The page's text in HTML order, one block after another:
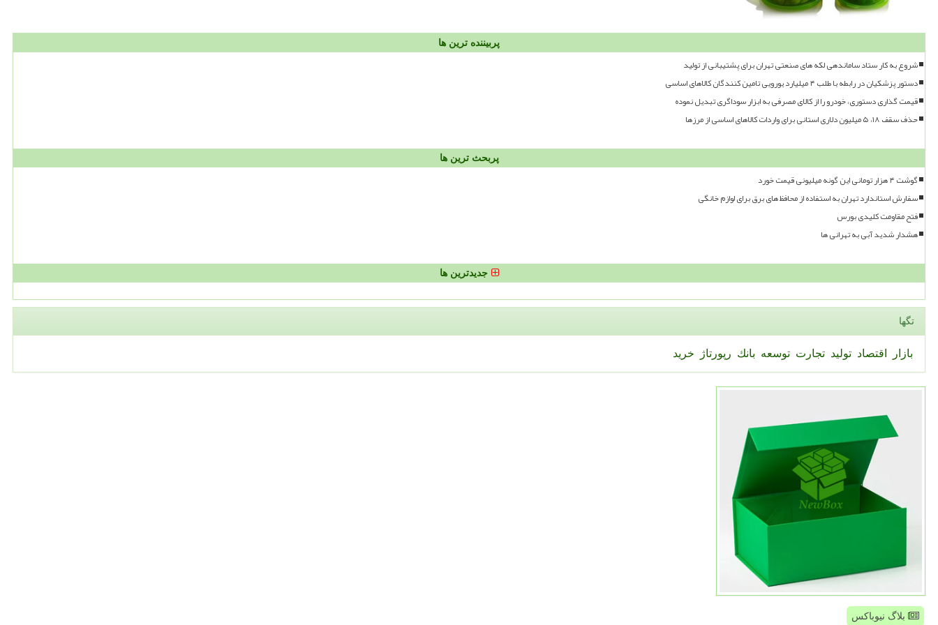
پربیننده ترین ها
شروع به کار ستاد ساماندهی لکه های صنعتی تهران برای پشتیبانی از تولید
دستور پزشکیان در رابطه با طلب ۴ میلیارد یورویی تامین کنندگان کالاهای اساسی
قیمت گذاری دستوری، خودرو را از کالای مصرفی به ابزار سوداگری تبدیل نموده
حذف سقف ۱۸، ۵ میلیون دلاری استانی برای واردات کالاهای اساسی از مرزها
پربحث ترین ها
گوشت ۴ هزار تومانی این گونه میلیونی قیمت خورد
سفارش استاندارد تهران به استفاده از محافظ های برق برای لوازم خانگی
فتح مقاومت کلیدی بورس
هشدار شدید آبی به تهرانی ها
جدیدترین ها
تگها
بازار اقتصاد تولید تجارت توسعه بانك رپورتاژ خرید
بلاگ نیوباکس